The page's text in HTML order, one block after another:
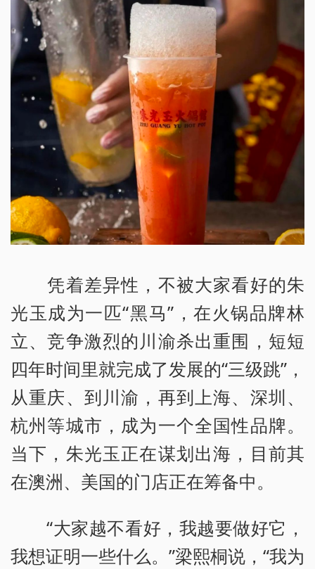
凭着差异性，不被大家看好的朱
光玉成为一匹“黑马”，在火锅品牌林
立、竞争激烈的川渝杀出重围，短短
四年时间里就完成了发展的“三级跳”，
从重庆、到川渝，再到上海、深圳、
杭州等城市，成为一个全国性品牌。
当下，朱光玉正在谋划出海，目前其
在澳洲、美国的门店正在筹备中。
“大家越不看好，我越要做好它，
我想证明一些什么。”梁熙桐说，“我为